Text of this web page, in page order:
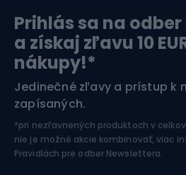
Orientačný beh
Lyžovanie
Športová elektronika
Jazdectvo
Prihlás sa na
a získaj zľavu 10
nákupy!*
Jedinečné zľavy a prístup k
zapísaných.
*pri nezľavnených produktoch v
nie je možné akcie kombinovať, viac
Pravidlách pre odber Newslettera.